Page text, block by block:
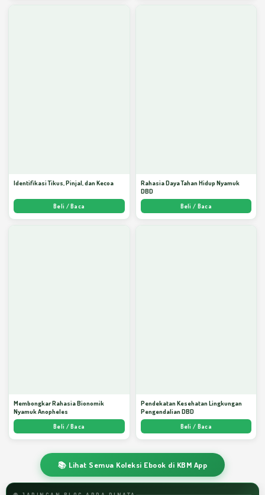
Identifikasi Tikus, Pinjal, dan Kecoa
Beli / Baca
Rahasia Daya Tahan Hidup Nyamuk
DBD
Beli / Baca
Membongkar Rahasia Bionomik
Nyamuk Anopheles
Beli / Baca
Pendekatan Kesehatan Lingkungan
Pengendalian DBD
Beli / Baca
📚 Lihat Semua Koleksi Ebook di KBM App